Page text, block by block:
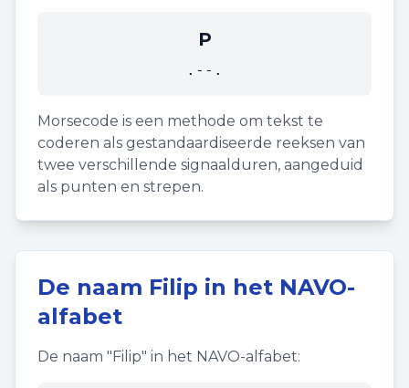
P
.--.
Morsecode is een methode om tekst te
coderen als gestandaardiseerde reeksen van
twee verschillende signaalduren, aangeduid
als punten en strepen.
De naam Filip in het NAVO-
alfabet
De naam "Filip" in het NAVO-alfabet: